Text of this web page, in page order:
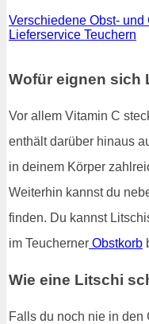
Verschiedene Obst-
Lieferservice Teuchern
Wofür eignen sich
Vor allem Vitamin C
enthält darüber hinaus
in deinem Körper
Weiterhin kannst du
finden. Du kannst
im Teucherner Obstkorb
Wie eine Litschi
Falls du noch nie in den